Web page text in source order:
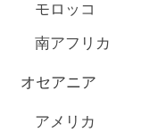
モロッコ
南アフリカ
オセアニア
アメリカ